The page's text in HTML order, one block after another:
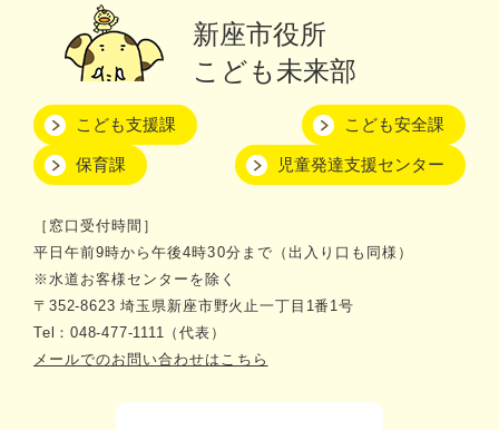
新座市役所
こども未来部
こども支援課
保育課
こども安全課
児童発達支援センター
［窓口受付時間］
平日午前9時から午後4時30分まで（出入り口も同様）
※水道お客様センターを除く
〒352-8623 埼玉県新座市野火止一丁目1番1号
Tel：048-477-1111（代表）
メールでのお問い合わせはこちら